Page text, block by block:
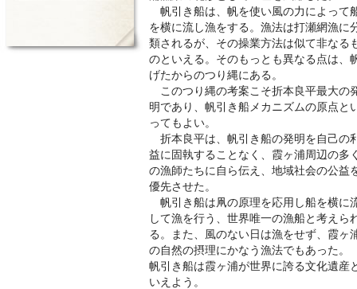
帆引き船は、帆を使い風の力によって
を横に流し漁をする。漁法は打瀬網漁に
類されるが、その操業方法は似て非なる
のといえる。そのもっとも異なる点は、
げたからのつり縄にある。
このつり縄の考案こそ折本良平最大の
明であり、帆引き船メカニズムの原点と
ってもよい。
折本良平は、帆引き船の発明を自己の
益に固執することなく、霞ヶ浦周辺の多
の漁師たちに自ら伝え、地域社会の公益
優先させた。
帆引き船は凧の原理を応用し船を横に
して漁を行う、世界唯一の漁船と考えら
る。また、風のない日は漁をせず、霞ヶ
の自然の摂理にかなう漁法でもあった
帆引き船は霞ヶ浦が世界に誇る文化遺産
いえよう。